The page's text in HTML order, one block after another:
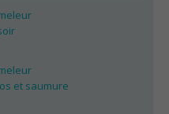
et saumure